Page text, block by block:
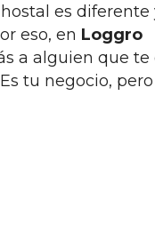
es diferente
eso, en Loggro
a alguien que te
tu negocio, pero